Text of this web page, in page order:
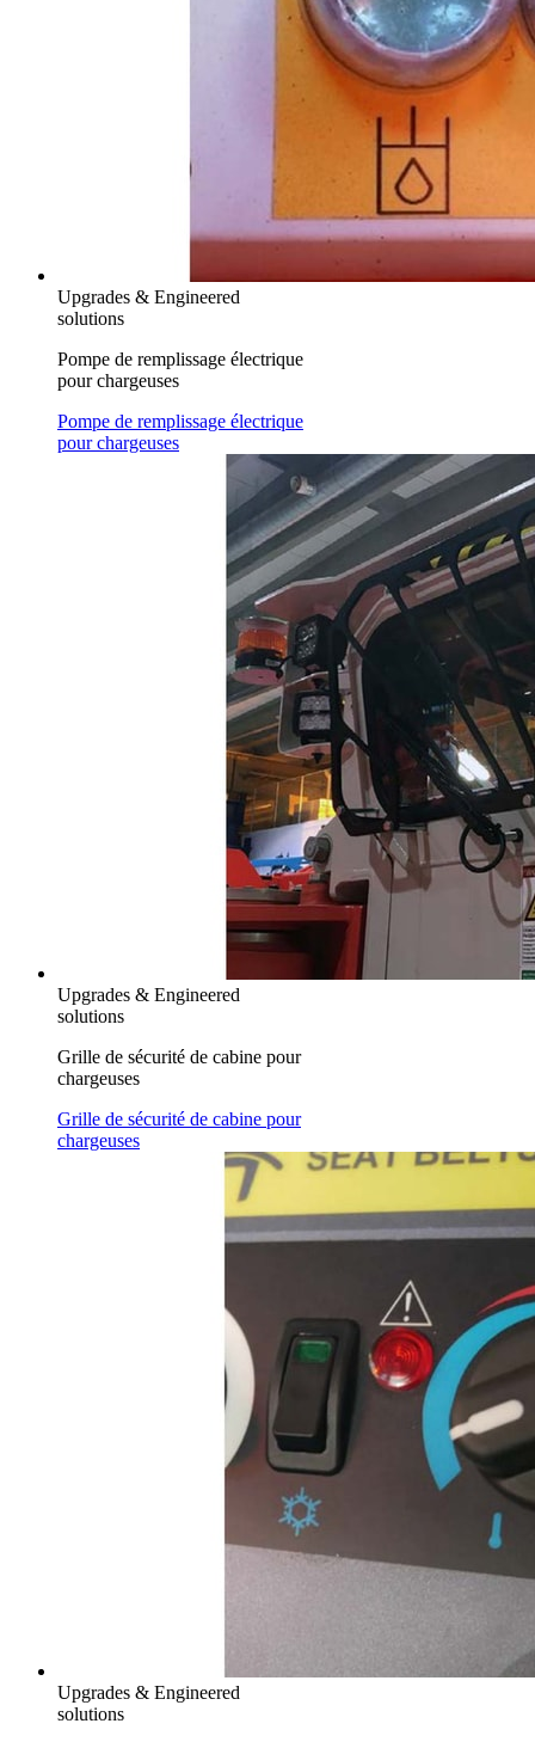
Upgrades & Engineered
solutions
Pompe de remplissage électrique
pour chargeuses
Pompe de remplissage électrique
pour chargeuses
Upgrades & Engineered
solutions
Grille de sécurité de cabine pour
chargeuses
Grille de sécurité de cabine pour
chargeuses
Upgrades & Engineered
solutions